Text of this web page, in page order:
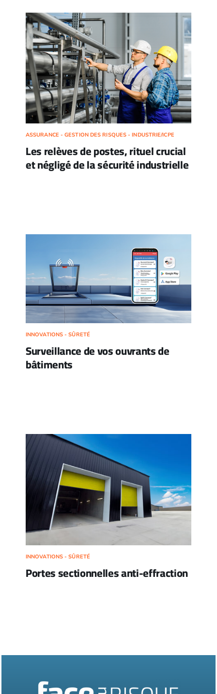
ASSURANCE - GESTION DES RISQUES - INDUSTRIE/ICPE
Les relèves de postes, rituel crucial
et négligé de la sécurité industrielle
INNOVATIONS - SÛRETÉ
Surveillance de vos ouvrants de
bâtiments
INNOVATIONS - SÛRETÉ
Portes sectionnelles anti-effraction